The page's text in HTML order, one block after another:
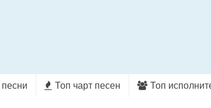
Топ чарт песен Топ